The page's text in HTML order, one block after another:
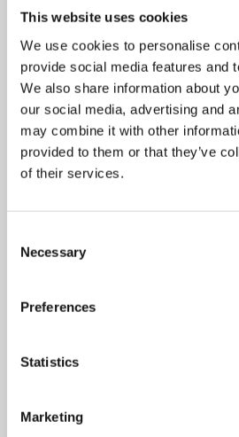
This website uses cookies
We use cookies to personalise
provide social media features and
We also share information about
our social media, advertising and
may combine it with other
provided to them or that they’ve
of their services.
Selection
Necessary
Preferences
Statistics
Marketing
Instagram
E-mail
Telefoon / whatsapp:
Bekijk onzeAlgemene
Lees ook onze
cookie